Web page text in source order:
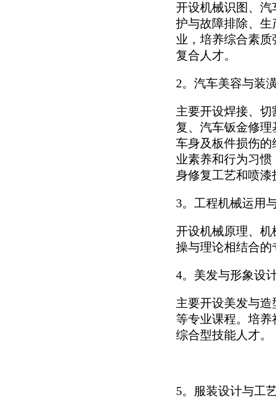
开设机械识图、
护与故障排除、
业，培养综合素
复合人才。
2。汽车美容与装
主要开设焊接、
复、汽车钣金修理
车身及板件损伤
业素养和行为习
身修复工艺和喷漆
3。工程机械运用
开设机械原理、
操与理论相结合的
4。美发与形象设
主要开设美发与
等专业课程。培
综合型技能人才。
5。服装设计与工